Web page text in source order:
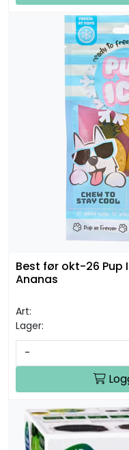
Best før okt-26 Pup
Ananas
Art:
Lager:
-